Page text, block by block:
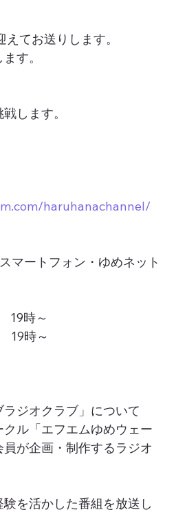
てお送りします。
す。
します。
haruhanachannel/
マートフォン・ゆめネット
19時～
19時～
ラジオクラブ」について
ル「エフエムゆめウェー
が企画・制作するラジオ
を活かした番組を放送し